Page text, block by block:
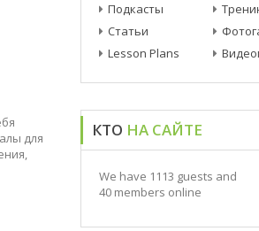
для
Подкасты
Статьи
Lesson Plans
КТО НА САЙТЕ
We have 1113 guests and
40 members online